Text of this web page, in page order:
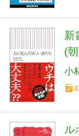
新
(
小
ル